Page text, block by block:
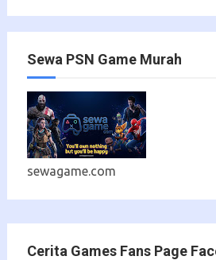
Sewa PSN Game Murah
sewagame.com
Cerita Games Fans Page